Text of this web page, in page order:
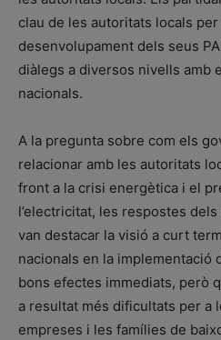
clau de les autoritats locals
desenvolupament dels seus
diàlegs a diversos nivells amb
nacionals.
A la pregunta sobre com els
relacionar amb les autoritats
front a la crisi energètica i el
l’electricitat, les respostes
van destacar la visió a curt
nacionals en la implementació
bons efectes immediats, però
a resultat més dificultats per a
empreses i les famílies de